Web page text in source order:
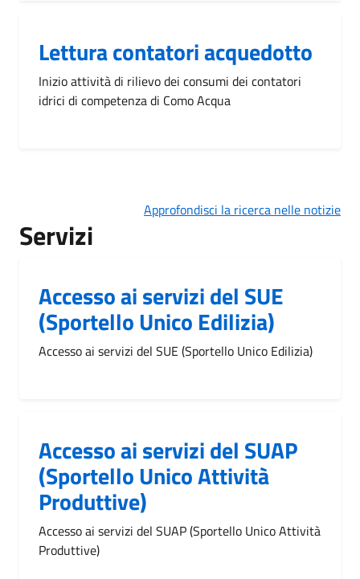
Lettura contatori acquedotto
Inizio attività di rilievo dei consumi dei contatori
idrici di competenza di Como Acqua
Approfondisci la ricerca nelle notizie
Servizi
Accesso ai servizi del SUE
(Sportello Unico Edilizia)
Accesso ai servizi del SUE (Sportello Unico Edilizia)
Accesso ai servizi del SUAP
(Sportello Unico Attività
Produttive)
Accesso ai servizi del SUAP (Sportello Unico Attività
Produttive)